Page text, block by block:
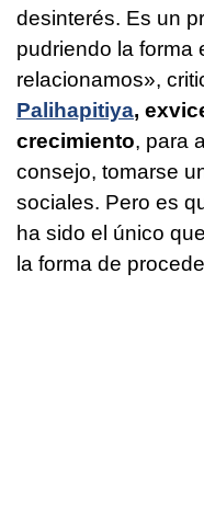
desinterés. Es un
pudriendo la forma
relacionamos»,
Palihapitiya,
crecimiento, para
consejo, tomarse
sociales. Pero es
ha sido el único
la forma de